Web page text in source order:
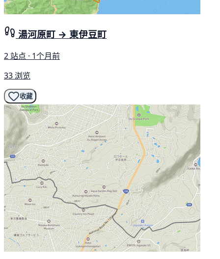
湯河原町 → 東伊豆町
2 站点 · 1个月前
33 浏览
收藏